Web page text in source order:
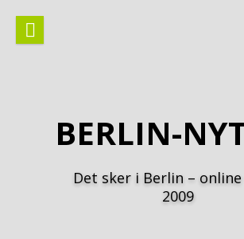
indhold
BERLIN-
Det sker i Berlin –
2009